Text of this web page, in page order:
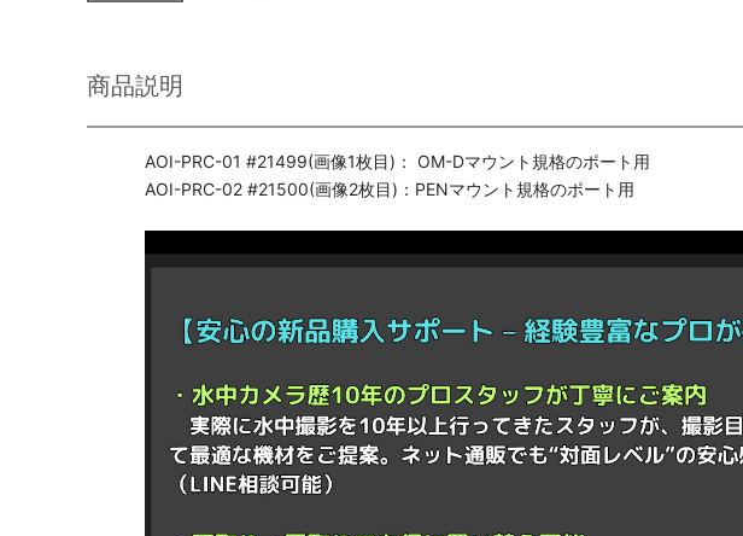
商品説明
AOI-PRC-01 #21499(画像1枚目)： OM-Dマウント規格のポート用
AOI-PRC-02 #21500(画像2枚目)：PENマウント規格のポート用